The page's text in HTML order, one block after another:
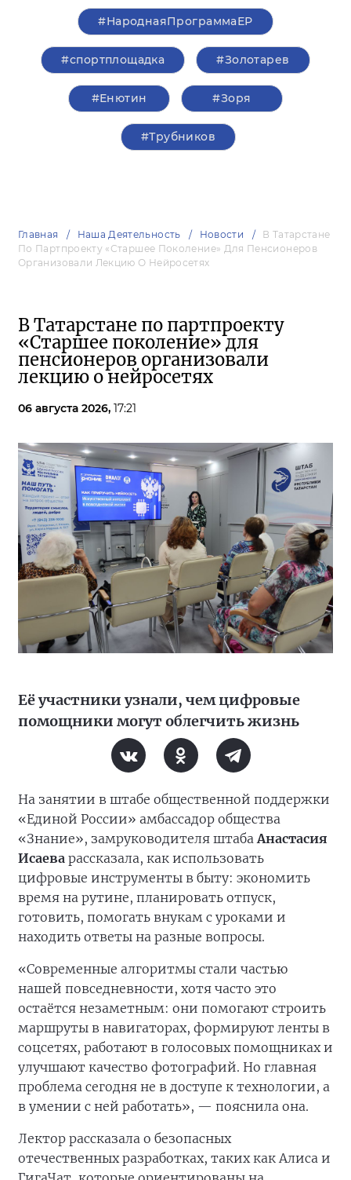
#НароднаяПрограммаЕР
#спортплощадка #Золотарев
#Енютин #Зоря
#Трубников
Главная Наша Деятельность Новости
В Татарстане
По Партпроекту «Старшее Поколение» Для Пенсионеров
Организовали Лекцию О Нейросетях
В Татарстане по партпроекту
«Старшее поколение» для
пенсионеров организовали
лекцию о нейросетях
06 августа 2026, 17:21
Её участники узнали, чем цифровые
помощники могут облегчить жизнь
На занятии в штабе общественной поддержки
«Единой России» амбассадор общества
«Знание», замруководителя штабаАнастасия
Исаева рассказала, как использовать
цифровые инструменты в быту: экономить
время на рутине, планировать отпуск,
готовить, помогать внукам с уроками и
находить ответы на разные вопросы.
«Современные алгоритмы стали частью
нашей повседневности, хотя часто это
остаётся незаметным: они помогают строить
маршруты в навигаторах, формируют ленты в
соцсетях, работают в голосовых помощниках и
улучшают качество фотографий. Но главная
проблема сегодня не в доступе к технологии, а
в умении с ней работать», — пояснила она.
Лектор рассказала о безопасных
отечественных разработках, таких как Алиса и